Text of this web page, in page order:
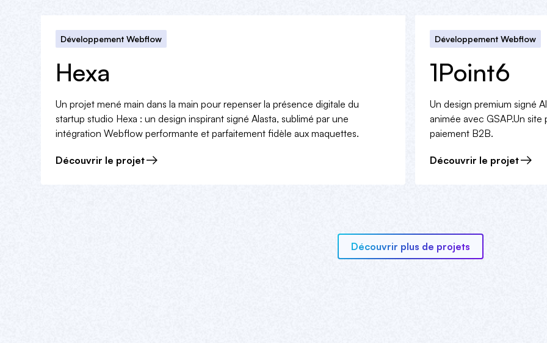
Développement Webflow
Hexa
Un projet mené main dans la main pour repenser la présence digitale du
startup studio Hexa : un design inspirant signé Alasta, sublimé par une
intégration Webflow performante et parfaitement fidèle aux maquettes.
Découvrir le projet
Développement Webflow
1Point6
Un design premium signé
animée avec GSAP.Un
paiement B2B.
Découvrir le projet
Découvrir plus de projets